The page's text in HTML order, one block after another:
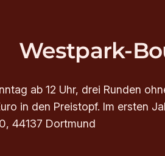
Westpark-
ab 12 Uhr, drei Runden
in den Preistopf. Im ersten
44137 Dortmund